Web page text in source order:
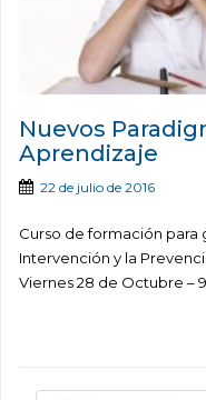
Nuevos
Aprendizaje
22 de julio de 2016
Curso de formación para
Intervención y la
Viernes 28 de Octubre – 9